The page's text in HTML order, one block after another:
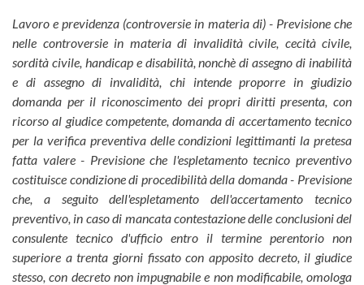
Lavoro e previdenza (controversie in materia di) - Previsione che
nelle controversie in materia di invalidità civile, cecità civile,
sordità civile, handicap e disabilità, nonchè di assegno di inabilità
e di assegno di invalidità, chi intende proporre in giudizio
domanda per il riconoscimento dei propri diritti presenta, con
ricorso al giudice competente, domanda di accertamento tecnico
per la verifica preventiva delle condizioni legittimanti la pretesa
fatta valere - Previsione che l'espletamento tecnico preventivo
costituisce condizione di procedibilità della domanda - Previsione
che, a seguito dell'espletamento dell'accertamento tecnico
preventivo, in caso di mancata contestazione delle conclusioni del
consulente tecnico d'ufficio entro il termine perentorio non
superiore a trenta giorni fissato con apposito decreto, il giudice
stesso, con decreto non impugnabile e non modificabile, omologa